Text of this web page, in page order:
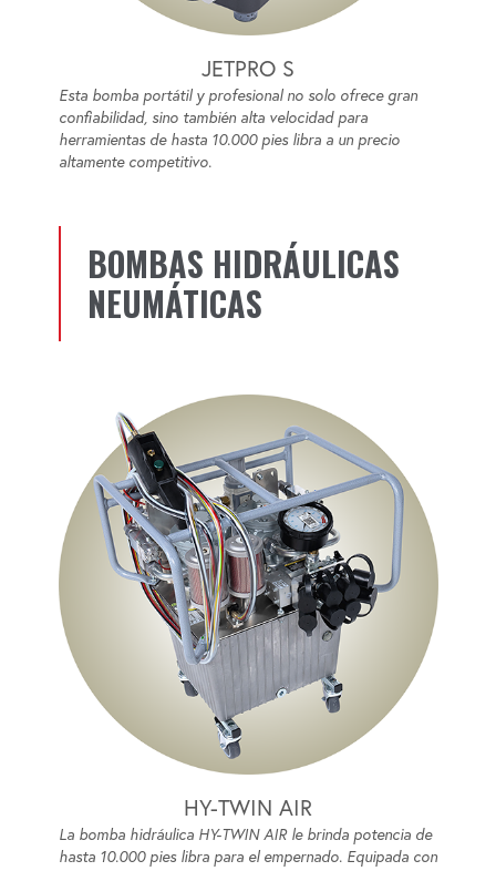
JETPRO S
Esta bomba portátil y profesional no solo ofrece gran
confiabilidad, sino también alta velocidad para
herramientas de hasta 10.000 pies libra a un precio
altamente competitivo.
BOMBAS HIDRÁULICAS
NEUMÁTICAS
HY-TWIN AIR
La bomba hidráulica HY-TWIN AIR le brinda potencia de
hasta 10.000 pies libra para el empernado. Equipada con